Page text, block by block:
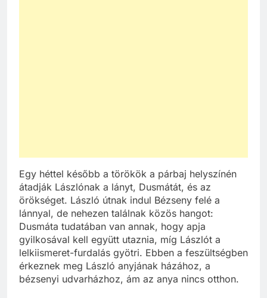
Egy héttel később a törökök a párbaj helyszínén
átadják Lászlónak a lányt, Dusmátát, és az
örökséget. László útnak indul Bézseny felé a
lánnyal, de nehezen találnak közös hangot:
Dusmáta tudatában van annak, hogy apja
gyilkosával kell együtt utaznia, míg Lászlót a
lelkiismeret-furdalás gyötri. Ebben a feszültségben
érkeznek meg László anyjának házához, a
bézsenyi udvarházhoz, ám az anya nincs otthon.